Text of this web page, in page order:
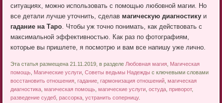
ситуациях, можно использовать с помощью любовной магии. Но
все детали лучше уточнить, сделав магическую диагностику и
гадание на Таро. Чтобы уж точно понимать, как действовать с
максимальной эффективностью. Как раз по фотографиям,
которые вы пришлете, я посмотрю и вам все напишу уже лично.
Эта статья размещена 21.11.2019, в разделе Любовная магия Магическая
помощь Магические услуги ,Советы ведьмы Надежды с ключевыми словами
восстановить отношения ,гадание ,гармонизация отношений ,магическая
диагностика ,магическая помощь ,магические услуги ,остуда ,приворот,
разведение судеб ,рассорка ,устранить соперницу.